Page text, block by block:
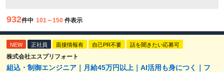
932件中 101～150 件表示
NEW 正社員 面接情報有 自己PR不要 話を聞きたい応募可
株式会社エスプリフォート
組込・制御エンジニア｜月給45万円以上｜AI活用も身につく｜フ